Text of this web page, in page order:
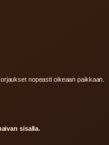
nopeasti oikeaan paikkaan.
sisalla.